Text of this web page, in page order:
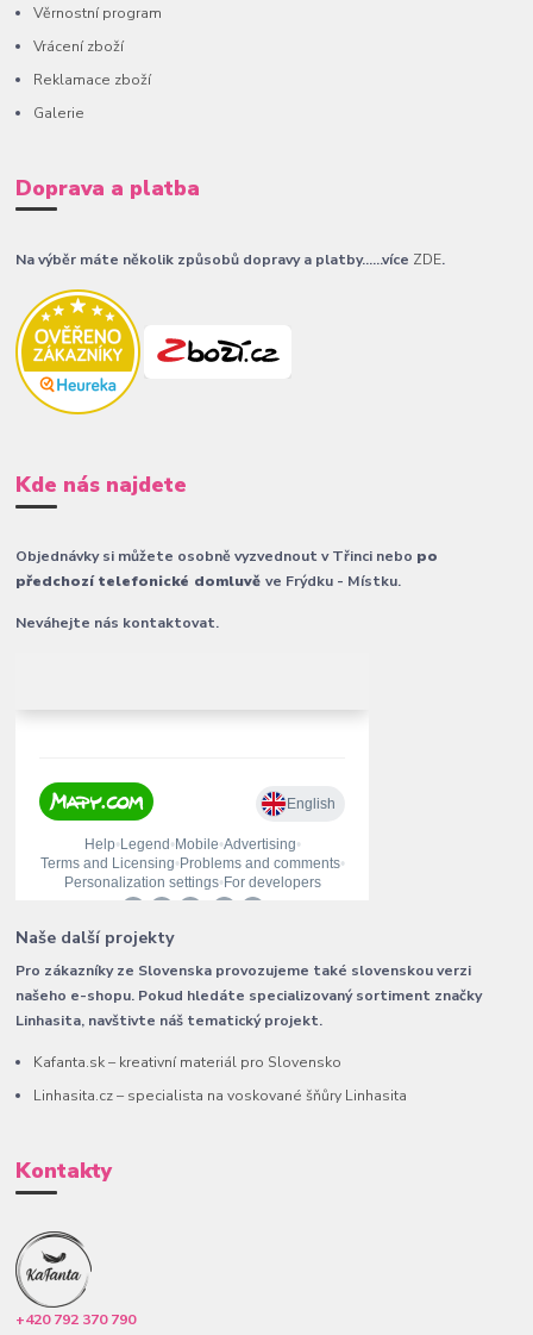
Věrnostní program
Vrácení zboží
Reklamace zboží
Galerie
Doprava a platba
Na výběr máte několik způsobů dopravy a platby......více ZDE.
Kde nás najdete
Objednávky si můžete osobně vyzvednout v Třinci nebo po
předchozí telefonické domluvěve Frýdku - Místku.
Neváhejte nás kontaktovat.
Naše další projekty
Pro zákazníky ze Slovenska provozujeme také slovenskou verzi
našeho e-shopu. Pokud hledáte specializovaný sortiment značky
Linhasita, navštivte náš tematický projekt.
Kafanta.sk – kreativní materiál pro Slovensko
Linhasita.cz – specialista na voskované šňůry Linhasita
Kontakty
+420 792 370 790